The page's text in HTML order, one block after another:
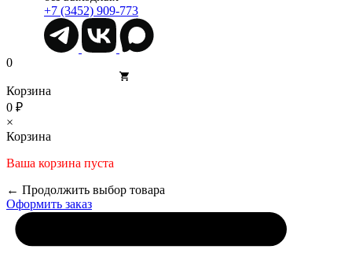
+7 (3452) 909-773
0
Корзина
0 ₽
×
Корзина
Ваша корзина пуста
← Продолжить выбор товара
Оформить заказ